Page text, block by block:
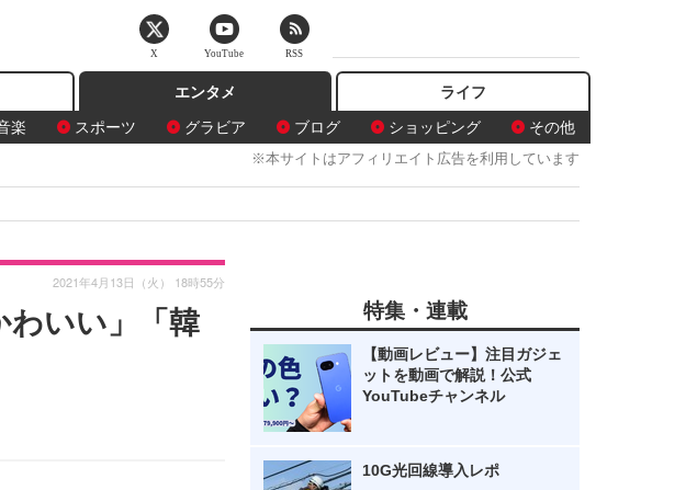
エンタメ
楽 スポーツ グラビア ブログ ショッピング その他
ライフ
※本サイトはアフィリエイト広告を利用しています
わいい」「韓
2021年4月13日（火） 18時55分
特集・連載
【動画レビュー】注目ガジェ
ットを動画で解説！公式
YouTubeチャンネル
10G光回線導入レポ
X YouTube RSS